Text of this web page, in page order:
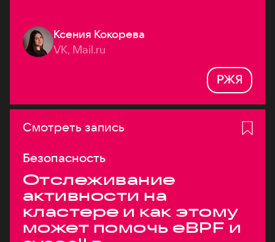
Ксения Кокорева
VK, Mail.ru
РЖЯ
Смотреть запись
Безопасность
Отслеживание
активности на
кластере и как этому
может помочь eBPF и